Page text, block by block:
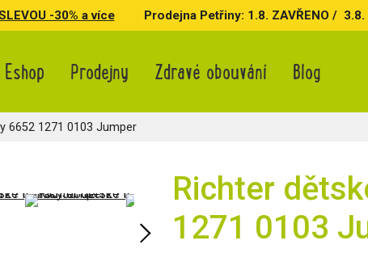
-30% a více Prodejna Petřiny: 1.8. ZAVŘENO / 3.8.
Eshop Prodejny Zdravé obouvání Blog
6652 1271 0103 Jumper
Richter
1271 0103